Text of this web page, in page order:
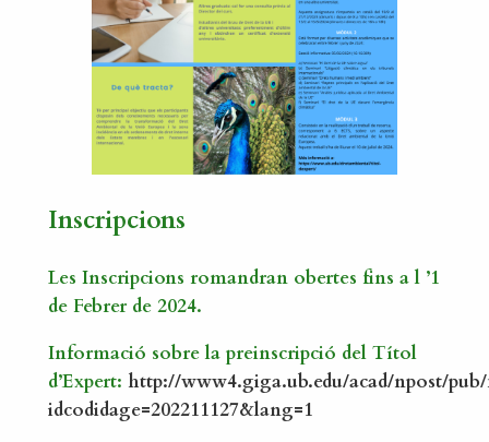
Inscripcions
Les Inscripcions romandran obertes fins a l ’1
de Febrer de 2024.
Informació sobre la preinscripció del Títol
d’Expert: http://www4.giga.ub.edu/acad/npost/
idcodidage=202211127&lang=1